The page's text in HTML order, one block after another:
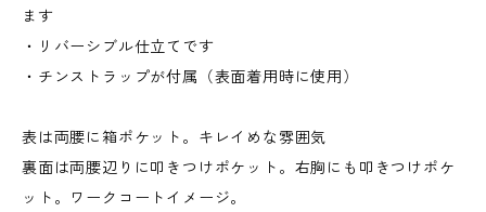
ます
・リバーシブル仕立てです
・チンストラップが付属（表面着用時に使用）
表は両腰に箱ポケット。キレイめな雰囲気
裏面は両腰辺りに叩きつけポケット。右胸にも叩きつけポケ
ット。ワークコートイメージ。